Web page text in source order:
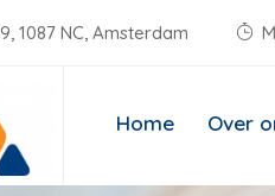
1087 NC, Amsterdam
Home Over